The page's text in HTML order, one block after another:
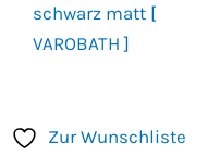
schwarz matt [
VAROBATH ]
Zur Wunschliste